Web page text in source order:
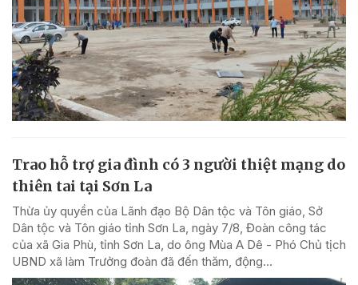
Trao hỗ trợ gia đình có 3 người thiệt mạng do
thiên tai tại Sơn La
Thừa ủy quyền của Lãnh đạo Bộ Dân tộc và Tôn giáo, Sở
Dân tộc và Tôn giáo tỉnh Sơn La, ngày 7/8, Đoàn công tác
của xã Gia Phù, tỉnh Sơn La, do ông Mùa A Dê - Phó Chủ tịch
UBND xã làm Trưởng đoàn đã đến thăm, động...